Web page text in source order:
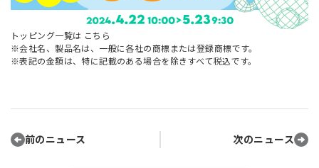
トッピング一覧は こちら
※会社名、製品名は、一般に各社の商標または登録商標です。
※表記の金額は、特に記載のある場合を除きすべて税込です。
前のニュース 次のニュース